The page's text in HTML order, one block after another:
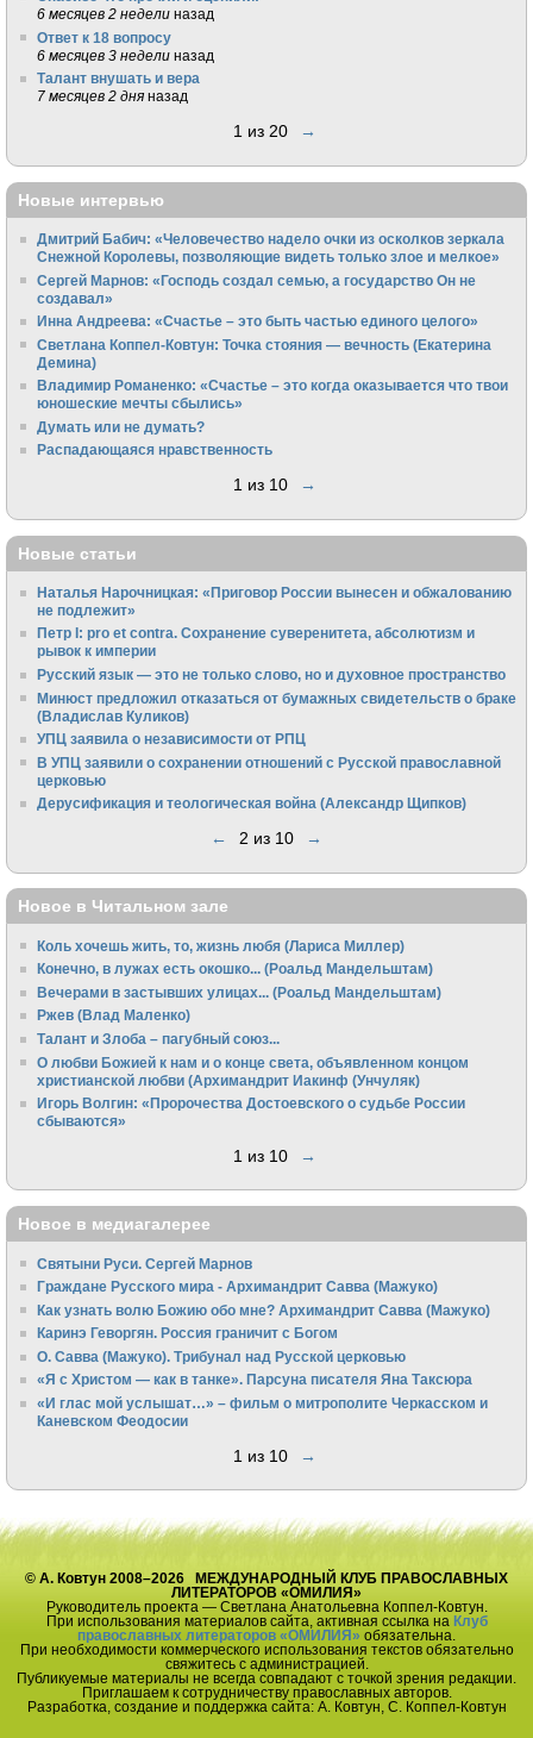
6 месяцев 2 недели назад
Ответ к 18 вопросу
6 месяцев 3 недели назад
Талант внушать и вера
7 месяцев 2 дня назад
1 из 20 →
Новые интервью
Дмитрий Бабич: «Человечество надело очки из осколков зеркала
Снежной Королевы, позволяющие видеть только злое и мелкое»
Сергей Марнов: «Господь создал семью, а государство Он не
создавал»
Инна Андреева: «Счастье – это быть частью единого целого»
Светлана Коппел-Ковтун: Точка стояния — вечность (Екатерина
Демина)
Владимир Романенко: «Счастье – это когда оказывается что твои
юношеские мечты сбылись»
Думать или не думать?
Распадающаяся нравственность
1 из 10 →
Новые статьи
Наталья Нарочницкая: «Приговор России вынесен и обжалованию
не подлежит»
Петр I: pro et contra. Сохранение суверенитета, абсолютизм и
рывок к империи
Русский язык — это не только слово, но и духовное пространство
Минюст предложил отказаться от бумажных свидетельств о браке
(Владислав Куликов)
УПЦ заявила о независимости от РПЦ
В УПЦ заявили о сохранении отношений с Русской православной
церковью
Дерусификация и теологическая война (Александр Щипков)
← 2 из 10 →
Новое в Читальном зале
Коль хочешь жить, то, жизнь любя (Лариса Миллер)
Конечно, в лужах есть окошко... (Роальд Мандельштам)
Вечерами в застывших улицах... (Роальд Мандельштам)
Ржев (Влад Маленко)
Талант и Злоба – пагубный союз...
О любви Божией к нам и о конце света, объявленном концом
христианской любви (Архимандрит Иакинф (Унчуляк)
Игорь Волгин: «Пророчества Достоевского о судьбе России
сбываются»
1 из 10 →
Новое в медиагалерее
Святыни Руси. Сергей Марнов
Граждане Русского мира - Архимандрит Савва (Мажуко)
Как узнать волю Божию обо мне? Архимандрит Савва (Мажуко)
Каринэ Геворгян. Россия граничит с Богом
О. Савва (Мажуко). Трибунал над Русской церковью
«Я с Христом — как в танке». Парсуна писателя Яна Таксюра
«И глас мой услышат…» – фильм о митрополите Черкасском и
Каневском Феодосии
1 из 10 →
© А. Ковтун 2008–2026 МЕЖДУНАРОДНЫЙ КЛУБ ПРАВОСЛАВНЫХ
ЛИТЕРАТОРОВ «ОМИЛИЯ»
Руководитель проекта — Светлана Анатольевна Коппел-Ковтун.
При использования материалов сайта, активная ссылка на Клуб
православных литераторов «ОМИЛИЯ» обязательна.
При необходимости коммерческого использования текстов обязательно
свяжитесь с администрацией.
Публикуемые материалы не всегда совпадают с точкой зрения редакции.
Приглашаем к сотрудничеству православных авторов.
Разработка, создание и поддержка сайта: А. Ковтун, С. Коппел-Ковтун